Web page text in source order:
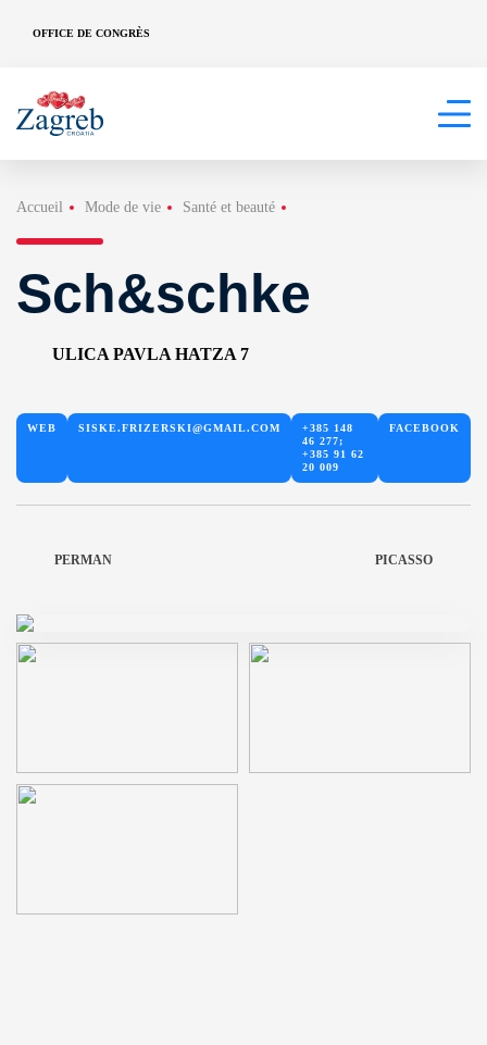
OFFICE DE CONGRÈS
Accueil Mode de vie Santé et beauté
Sch&schke
ULICA PAVLA HATZA 7
WEB SISKE.FRIZERSKI@GMAIL.COM
+385 148
46 277;
+385 91 62
20 009
FACEBOOK
PERMAN PICASSO